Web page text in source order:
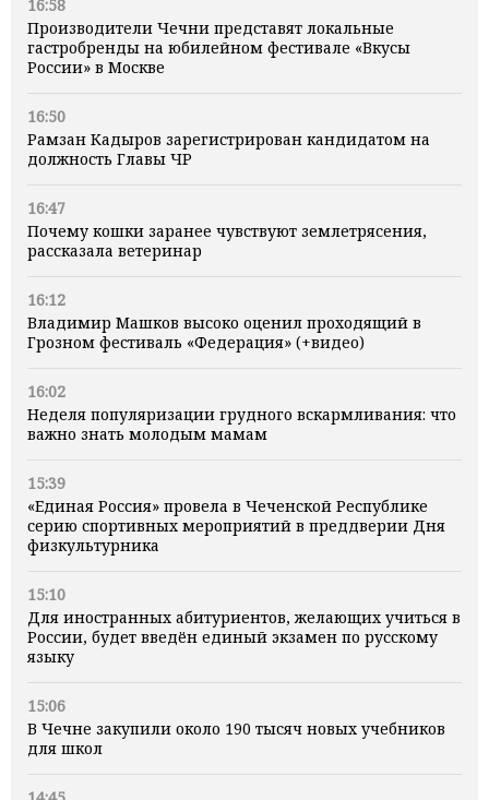
16:58
Производители Чечни представят локальные
гастробренды на юбилейном фестивале «Вкусы
России» в Москве
16:50
Рамзан Кадыров зарегистрирован кандидатом на
должность Главы ЧР
16:47
Почему кошки заранее чувствуют землетрясения,
рассказала ветеринар
16:12
Владимир Машков высоко оценил проходящий в
Грозном фестиваль «Федерация» (+видео)
16:02
Неделя популяризации грудного вскармливания: что
важно знать молодым мамам
15:39
«Единая Россия» провела в Чеченской Республике
серию спортивных мероприятий в преддверии Дня
физкультурника
15:10
Для иностранных абитуриентов, желающих учиться в
России, будет введён единый экзамен по русскому
языку
15:06
В Чечне закупили около 190 тысяч новых учебников
для школ